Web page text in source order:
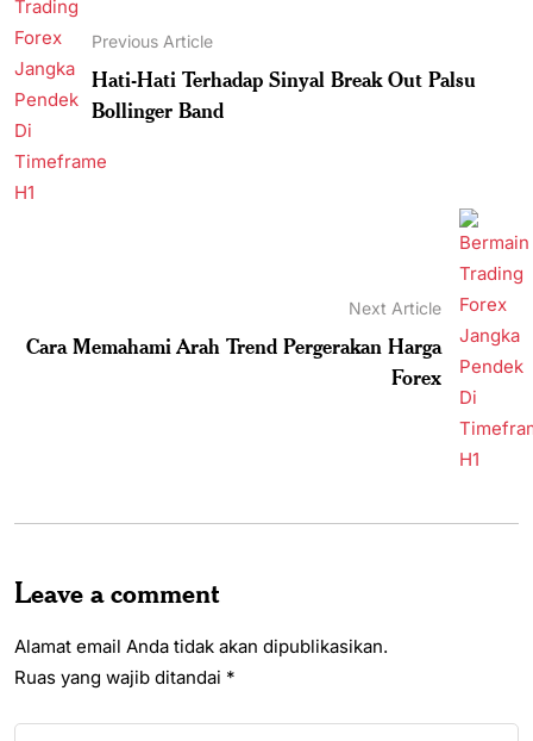
Previous Article
Hati-Hati Terhadap Sinyal Break Out Palsu
Bollinger Band
Next Article
Cara Memahami Arah Trend Pergerakan Harga
Forex
Leave a comment
Alamat email Anda tidak akan dipublikasikan.
Ruas yang wajib ditandai *